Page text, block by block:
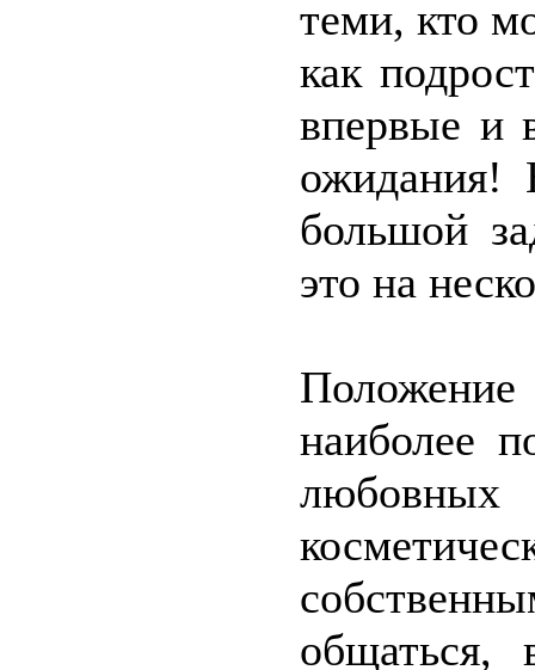
теми, кто
как
впервые и
ожидания!
большой
это на
наиболее
общаться,